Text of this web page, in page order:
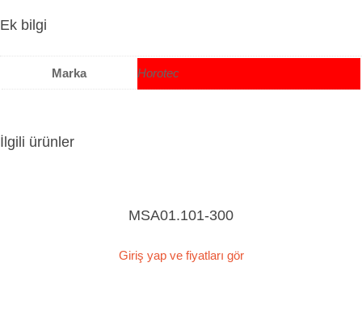
Ek bilgi
Marka Horotec
İlgili ürünler
MSA01.101-300
Giriş yap ve fiyatları gör